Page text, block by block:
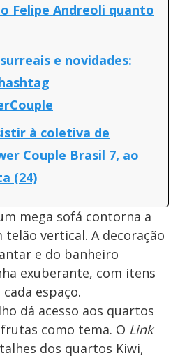
Felipe Andreoli quanto
e novidades:
à coletiva de
Couple Brasil 7, ao
(24)
mega sofá contorna a
vertical. A decoração
e do banheiro
exuberante, com itens
espaço.
dá acesso aos quartos
como tema. O Link
dos quartos Kiwi,